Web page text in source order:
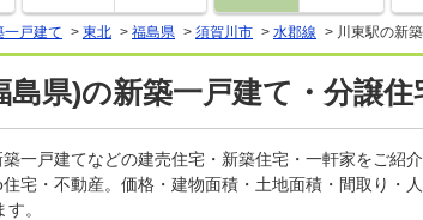
一戸建て > 東北 > 福島県 > 須賀川市 > 水郡線 > 川東駅の新
島県)の新築一戸建て・分譲
一戸建てなどの建売住宅・新築住宅・一軒家をご
宅・不動産。価格・建物面積・土地面積・間取り・
。